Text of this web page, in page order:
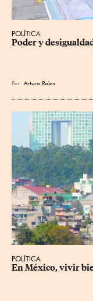
POLÍTICA
Poder y
Por Arturo Rojas
POLÍTICA
En México, vivir